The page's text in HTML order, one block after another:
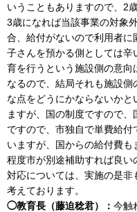
いうこともありますので、2
3歳になれば当該事業の対象
合、給付がないので利用者
子さんを預かる側としては
育を行うという施設側の意向
なるので、結局それも施設側
な点をどうにかならないか
ますが、国の制度ですので、
ですので、市独自で単費給
いますが、国からの給付費
程度市が別途補助すれば良い
対応については、実施の是非
考えております。
◯教育長（藤迫稔君）： 今触